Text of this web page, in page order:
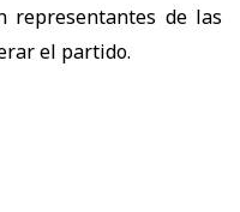
representantes de las
el partido.